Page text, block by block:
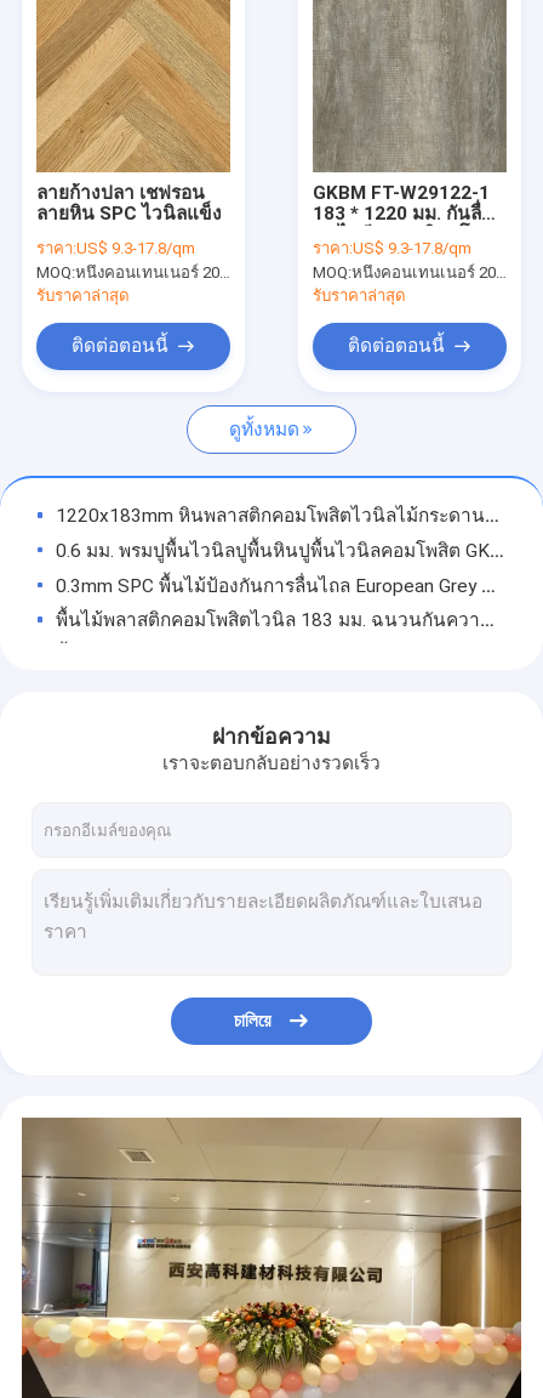
ขอใบเสนอราคา
พื้น SPC 5mm
พื้น SPC 4mm
พื้น SPC
ก้างปลา SPC
พื้นหินพลาสติกคอมโพสิต
พื้นไวนิล SPC
พื้นไม้ SPC
โปรไฟล์หน้าต่าง UPVC
ลายก้างปลา เชฟรอน
ลายหิน SPC ไวนิลแข็ง
ราคา:US$ 9.3-17.8/qm
MOQ:หนึ่งคอนเทนเนอร์ 20FT หรือ 2500 ตารางเมตร
รับราคาล่าสุด
ติดต่อตอนนี้
GKBM FT-W29122-1
183 * 1220 มม. กันลื่น
คอมโพสิตคลิกพื้น SPC
ราคา:US$ 9.3-17.8/qm
MOQ:หนึ่งคอนเทนเนอร์ 20FT หรือ 2500 ตารางเมตร
รับราคาล่าสุด
ติดต่อตอนนี้
ดูทั้งหมด
1220x183mm หินพลาสติกคอมโพสิตไวนิลไม้กระดานปูพื้นการขัดถูสูง GKBM DP-C82239
0.6 มม. พรมปูพื้นไวนิลปูพื้นหินปูพื้นไวนิลคอมโพสิต GKBM DP-C82240
0.3mm SPC พื้นไม้ป้องกันการลื่นไถล European Grey Oak GKBM DP-W82246
พื้นไม้พลาสติกคอมโพสิตไวนิล 183 มม. ฉนวนกันความร้อน Yellow Oak GKBM DP-W82262
0.55 มม. แข็ง SPC คลิก Vinyl Anti Slip Termite Proof GKBM JR-W17004
ลายไม้ SPC คลิกปูพื้น 0.5 มม. ไม่ก่อให้เกิดมลพิษ 5.5 มม. GKBM JR-W17009
0.5 มม. SPC ไวนิลกันน้ำย่อยสลายได้ป้องกันการกระแทกแบบตรง Grain GKBM JR-W17017
แผ่นพื้น SPC ขนาด 5 มม. เป็นมิตรกับสิ่งแวดล้อมทนต่อการกัดกร่อนไม้สักเบาพิเศษ Burlywood GKBM JR-W17020
1220mm คลิกพื้นไวนิล SPC กันเสียงวอลนัท Burlywood ลายไม้ GKBM JR-W17022
6mm SPC Plank Flooring Fluid Retardant UV Prevention Unilin คลิก Oak Burlywood Wood Grain GKBM JR-W17029
183x1220mm SPC พื้นไวนิลกันน้ำ Anti Slip Brown Oak Stone GKBM FT-W29127-11
ความมั่นคงสูง 5.5 มม. SPC คลิกพื้น 1220x183 มม. Fine Oak Burlywood Wood Grain GKBM JR-W17030
GKBM FT-W29136-2 Anti-slip Wear Resistance Black Grey Jump Color Oak Splicing Wood Grain Stone คลิก SPC Flooring
ฝากข้อความ
เราจะตอบกลับอย่างรวดเร็ว
চালিয়ে